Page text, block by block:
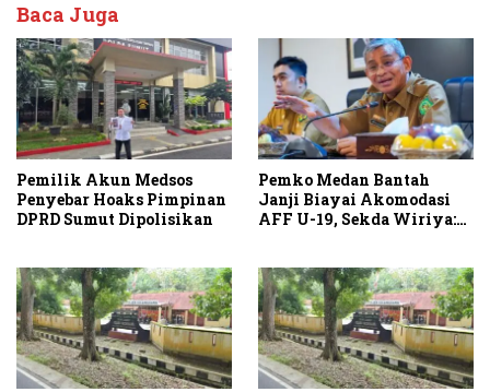
Baca Juga
Pemilik Akun Medsos
Penyebar Hoaks Pimpinan
DPRD Sumut Dipolisikan
Pemko Medan Bantah
Janji Biayai Akomodasi
AFF U-19, Sekda Wiriya: